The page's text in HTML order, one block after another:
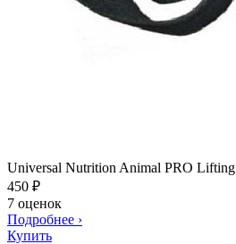
Universal Nutrition Animal PRO Lifting
450 ₽
7 оценок
Подробнее ›
Купить